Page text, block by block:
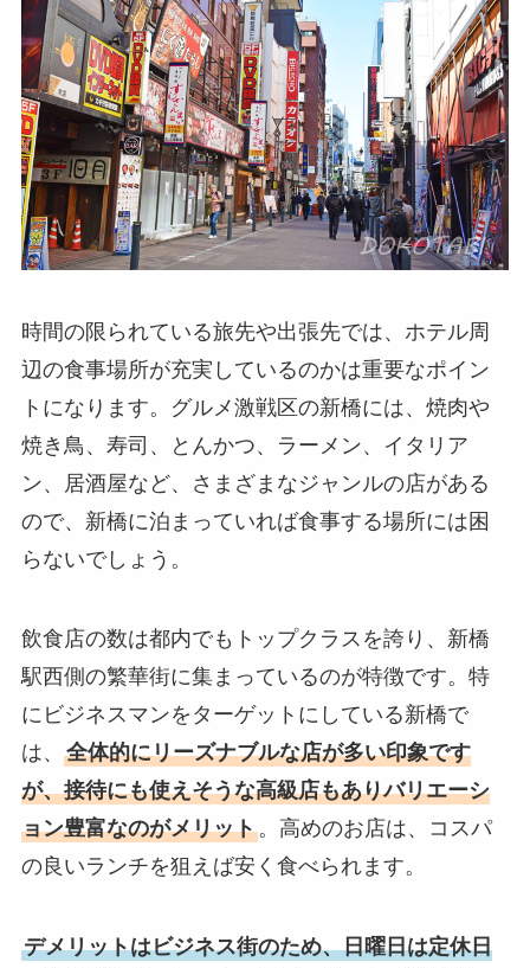
時間の限られている旅先や出張先では、ホテル周
辺の食事場所が充実しているのかは重要なポイン
トになります。グルメ激戦区の新橋には、焼肉や
焼き鳥、寿司、とんかつ、ラーメン、イタリア
ン、居酒屋など、さまざまなジャンルの店がある
ので、新橋に泊まっていれば食事する場所には困
らないでしょう。
飲食店の数は都内でもトップクラスを誇り、新橋
駅西側の繁華街に集まっているのが特徴です。特
にビジネスマンをターゲットにしている新橋で
は、 全体的にリーズナブルな店が多い印象です
が、接待にも使えそうな高級店もありバリエーシ
ョン豊富なのがメリット。高めのお店は、コスパ
の良いランチを狙えば安く食べられます。
デメリットはビジネス街のため、日曜日は定休日